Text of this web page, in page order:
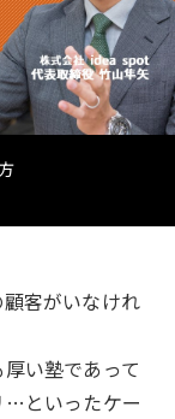
客がいなけれ
い塾であって
…といったケー